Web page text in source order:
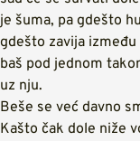
je šuma, pa gdešto
gdešto zavija
baš pod jednom
uz nju.
Beše se već davno
Kašto čak dole niže